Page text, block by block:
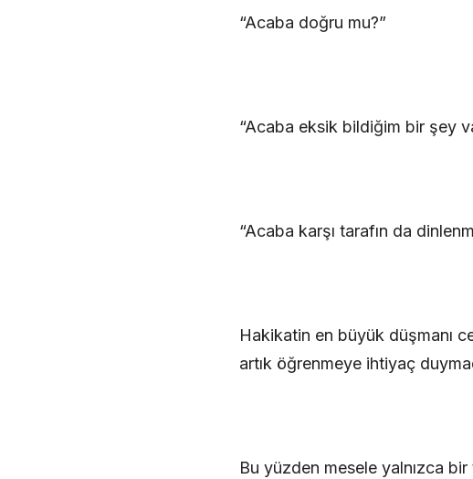
“Acaba doğru mu?”
“Acaba eksik bildiğim bir şey
“Acaba karşı tarafın da
Hakikatin en büyük düşmanı
artık öğrenmeye ihtiyaç
Bu yüzden mesele yalnızca